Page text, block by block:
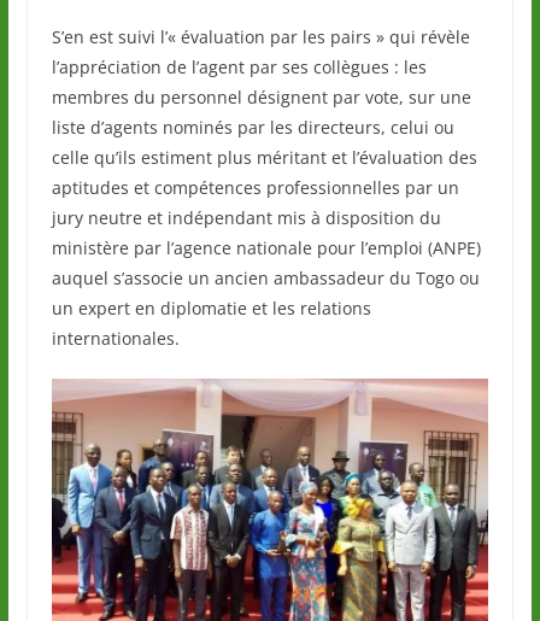
S’en est suivi l’« évaluation par les pairs » qui révèle
l’appréciation de l’agent par ses collègues : les
membres du personnel désignent par vote, sur une
liste d’agents nominés par les directeurs, celui ou
celle qu’ils estiment plus méritant et l’évaluation des
aptitudes et compétences professionnelles par un
jury neutre et indépendant mis à disposition du
ministère par l’agence nationale pour l’emploi (ANPE)
auquel s’associe un ancien ambassadeur du Togo ou
un expert en diplomatie et les relations
internationales.